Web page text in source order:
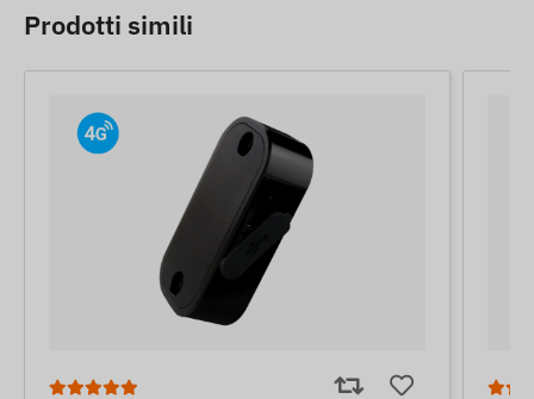
Prodotti simili